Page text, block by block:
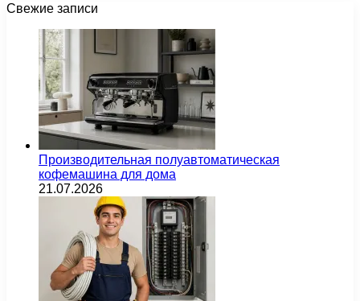
Свежие записи
Производительная полуавтоматическая
кофемашина для дома
21.07.2026